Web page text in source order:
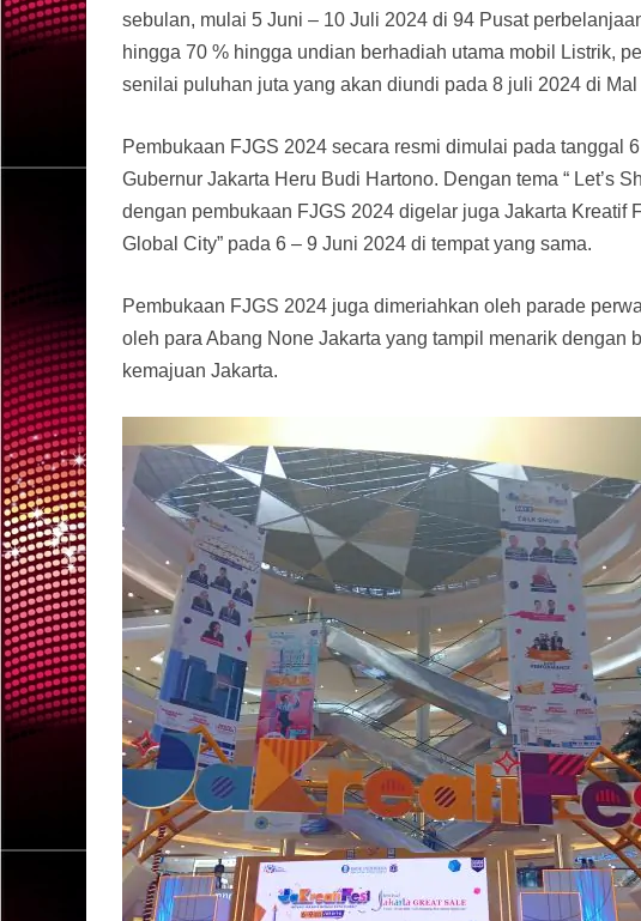
sebulan, mulai 5 Juni – 10 Juli 2024 di 94 Pusat
hingga 70 % hingga undian berhadiah utama mobil Listrik,
senilai puluhan juta yang akan diundi pada 8 juli 2024 di
Pembukaan FJGS 2024 secara resmi dimulai pada tanggal
Gubernur Jakarta Heru Budi Hartono. Dengan tema “ Let’s
dengan pembukaan FJGS 2024 digelar juga Jakarta Kreatif
Global City” pada 6 – 9 Juni 2024 di tempat yang sama.
Pembukaan FJGS 2024 juga dimeriahkan oleh parade
oleh para Abang None Jakarta yang tampil menarik dengan
kemajuan Jakarta.